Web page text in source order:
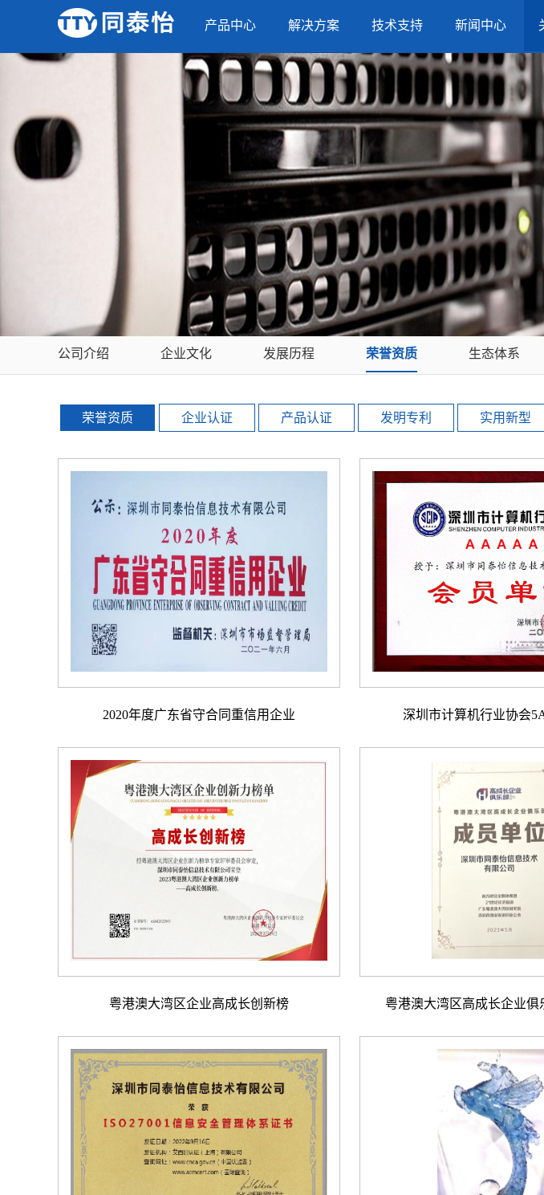
产品中心 解决方案 技术支持 新闻中心
公司介绍 企业文化 发展历程 荣誉资质 生态体系
荣誉资质 企业认证 产品认证 发明专利 实用新型
2020年度广东省守合同重信用企业 深圳市计算机行业协会
粤港澳大湾区企业高成长创新榜 粤港澳大湾区高成长企业俱